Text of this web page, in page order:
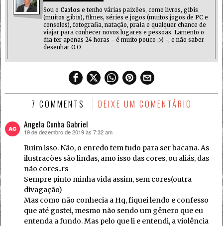
Sou o Carlos e tenho várias paixões, como livros, gibis
(muitos gibis), filmes, séries e jogos (muitos jogos de PC e
consoles), fotografia, natação, praia e qualquer chance de
viajar para conhecer novos lugares e pessoas. Lamento o
dia ter apenas 24 horas - é muito pouco ;>) -, e não saber
desenhar O.O
7 COMMENTS DEIXE UM COMENTÁRIO
Angela Cunha Gabriel
disse:
19 de dezembro de 2019 às 7:32 am
Ruim isso. Não, o enredo tem tudo para ser bacana. As
ilustrações são lindas, amo isso das cores, ou aliás, das
não cores..rs
Sempre pinto minha vida assim, sem cores(outra
divagação)
Mas como não conhecia a Hq, fiquei lendo e confesso
que até gostei, mesmo não sendo um gênero que eu
entenda a fundo. Mas pelo que li e entendi, a violência